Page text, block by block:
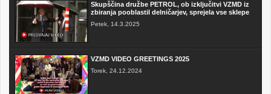
Skupščina družbe PETROL, ob izključitvi VZMD iz
zbiranja pooblastil delničarjev, sprejela vse sklepe
Petek, 14.3.2025
VZMD VIDEO GREETINGS 2025
Torek, 24.12.2024